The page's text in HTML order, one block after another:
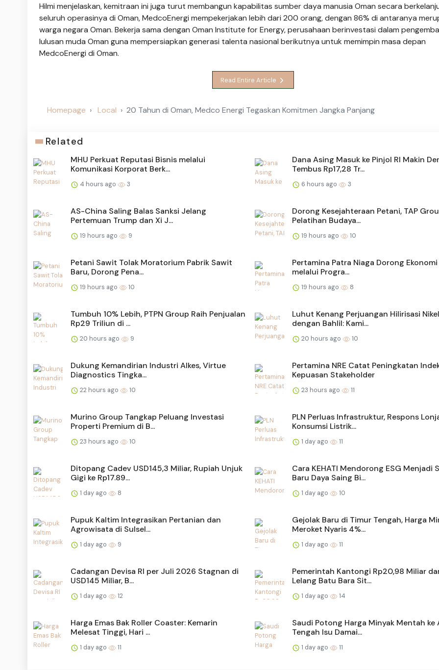
Hilmi menjelaskan, kemitraan ini juga turut membangun kapabilitas sumber daya manusia Oman secara
seluruh operasinya di Oman, MedcoEnergi mempekerjakan lebih dari 200 orang, dengan 86% di antaranya
warga negara Oman. Bekerja sama dengan Oman Institute for Energy, perusahaan berinvestasi dalam
lulusan muda Oman guna mempersiapkan generasi talenta nasional berikutnya untuk memimpin masa depan
MedcoEnergi di Oman.
Read Entire Article
Homepage Local 20 Tahun di Oman, Medco Energi Tegaskan Komitmen Jangka Panjang
Related
MHU Perkuat Reputasi Bisnis melalui
Komunikasi Korporat Berk...
4 hours ago 3
Dana Asing Masuk ke Pinjol RI Makin
Tembus Rp17,28 Tr...
6 hours ago 3
AS-China Saling Balas Sanksi Jelang
Pertemuan Trump dan Xi J...
19 hours ago 9
Dorong Kesejahteraan Petani, TAP
Pelatihan Budaya...
19 hours ago 10
Petani Sawit Tolak Moratorium Pabrik Sawit
Baru, Dorong Pena...
19 hours ago 10
Pertamina Patra Niaga Dorong
melalui Progra...
19 hours ago 8
Tumbuh 10% Lebih, PTPN Group Raih Penjualan
Rp29 Triliun di ...
20 hours ago 9
Luhut Kenang Perjuangan Hilirisasi Nikel
dengan Bahlil: Kami...
20 hours ago 10
Dukung Kemandirian Industri Alkes, Virtue
Diagnostics Tingka...
22 hours ago 10
Pertamina NRE Catat Peningkatan
Kepuasan Stakeholder
23 hours ago 11
Murino Group Tangkap Peluang Investasi
Properti Premium di B...
23 hours ago 10
PLN Perluas Infrastruktur, Respons
Konsumsi Listrik...
1 day ago 11
Ditopang Cadev USD145,3 Miliar, Rupiah Unjuk
Gigi ke Rp17.89...
1 day ago 8
Cara KEHATI Mendorong ESG Menjadi
Baru Daya Saing Bi...
1 day ago 10
Pupuk Kaltim Integrasikan Pertanian dan
Agrowisata di Sulsel...
1 day ago 9
Gejolak Baru di Timur Tengah, Harga
Meroket Nyaris 4%...
1 day ago 11
Cadangan Devisa RI per Juli 2026 Stagnan di
USD145 Miliar, B...
1 day ago 12
Pemerintah Kantongi Rp20,98 Miliar
Lelang Batu Bara Sit...
1 day ago 14
Harga Emas Bak Roller Coaster: Kemarin
Melesat Tinggi, Hari ...
1 day ago 11
Saudi Potong Harga Minyak Mentah ke
Tengah Isu Damai...
1 day ago 11